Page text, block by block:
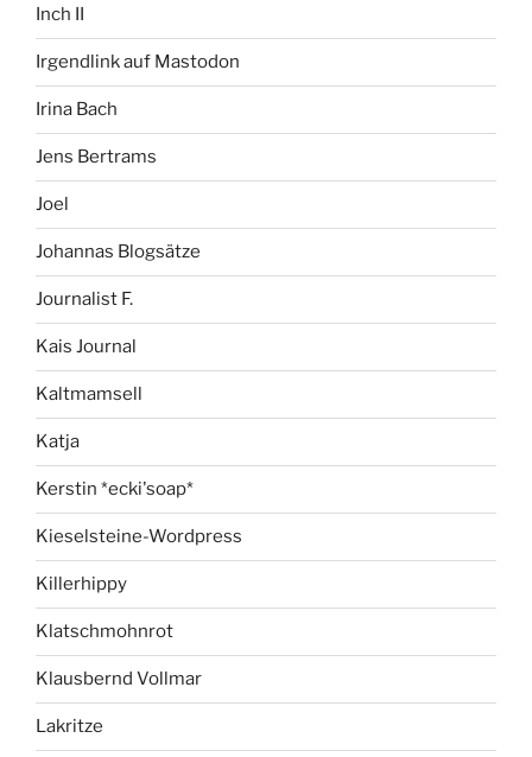
Inch II
Irgendlink auf Mastodon
Irina Bach
Jens Bertrams
Joel
Johannas Blogsätze
Journalist F.
Kais Journal
Kaltmamsell
Katja
Kerstin *ecki'soap*
Kieselsteine-Wordpress
Killerhippy
Klatschmohnrot
Klausbernd Vollmar
Lakritze